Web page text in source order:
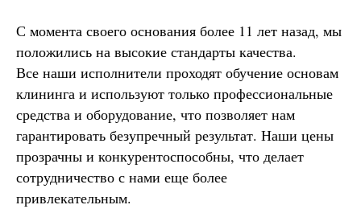
С момента своего основания более 11 лет назад, мы
положились на высокие стандарты качества.
Все наши исполнители проходят обучение основам
клининга и используют только профессиональные
средства и оборудование, что позволяет нам
гарантировать безупречный результат. Наши цены
прозрачны и конкурентоспособны, что делает
сотрудничество с нами еще более
привлекательным.